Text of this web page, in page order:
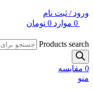
ورود / ثبت نام
0 موارد 0 تومان
Products search
0 مقایسه
منو